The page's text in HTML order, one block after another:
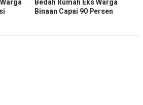
Bedah Rumah Eks Warga
Binaan Capai 90 Persen